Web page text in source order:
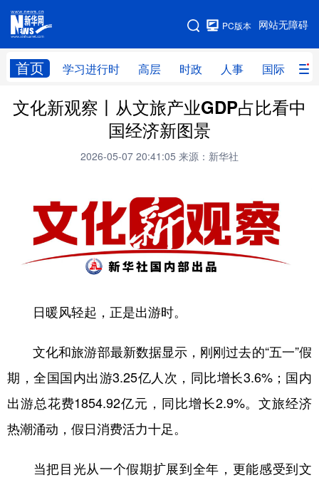
网站无障碍
PC版本
首页 学习进行时 高层 时政 人事 国际 财
网站地图
学习进行时 高层 时政 人事
财经 网评
文化 书画 健康 军事
访谈 视频 图片 政务
食品 人居
学术中国 乡村振兴 银龄 溯源中国
城市 旅游 能源 会展
彩票 娱乐 时尚 悦读
公益 一带一路
文化产业
文化新观察丨从文旅产业GDP占比看中
国经济新图景
2026-05-07 20:41:05 来源：新华社
日暖风轻起，正是出游时。
文化和旅游部最新数据显示，刚刚过去的“五一”假
期，全国国内出游3.25亿人次，同比增长3.6%；国内
出游总花费1854.92亿元，同比增长2.9%。文旅经济
热潮涌动，假日消费活力十足。
当把目光从一个假期扩展到全年，更能感受到文